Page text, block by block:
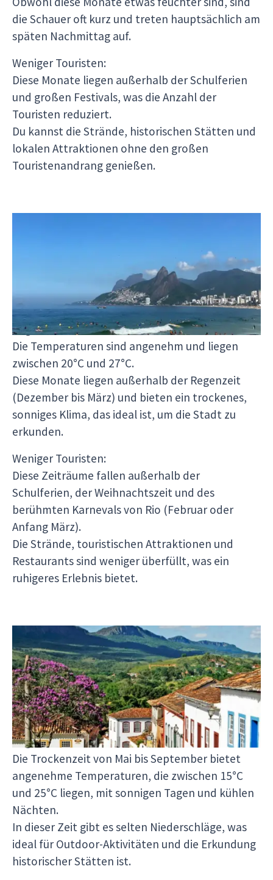
die Schauer oft kurz und treten hauptsächlich am
späten Nachmittag auf.
Weniger Touristen:
Diese Monate liegen außerhalb der Schulferien
und großen Festivals, was die Anzahl der
Touristen reduziert.
Du kannst die Strände, historischen Stätten und
lokalen Attraktionen ohne den großen
Touristenandrang genießen.
Beste Reisezeit: von März bis Juni und von
September bis November
Warum diese Monate ideal sind:
Angenehmes Klima:
Die Temperaturen sind angenehm und liegen
zwischen 20°C und 27°C.
Diese Monate liegen außerhalb der Regenzeit
(Dezember bis März) und bieten ein trockenes,
sonniges Klima, das ideal ist, um die Stadt zu
erkunden.
Weniger Touristen:
Diese Zeiträume fallen außerhalb der
Schulferien, der Weihnachtszeit und des
berühmten Karnevals von Rio (Februar oder
Anfang März).
Die Strände, touristischen Attraktionen und
Restaurants sind weniger überfüllt, was ein
ruhigeres Erlebnis bietet.
Minas Gerais (Belo Horizonte, Ouro Preto,
Tiradentes)
Beste Reisezeit: von Mai bis September
Warum diese Monate ideal sind:
Angenehmes Klima:
Die Trockenzeit von Mai bis September bietet
angenehme Temperaturen, die zwischen 15°C
und 25°C liegen, mit sonnigen Tagen und kühlen
Nächten.
In dieser Zeit gibt es selten Niederschläge, was
ideal für Outdoor-Aktivitäten und die Erkundung
historischer Stätten ist.